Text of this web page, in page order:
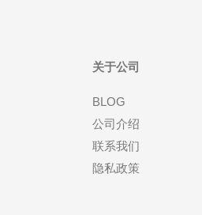
关于公司
BLOG
公司介绍
联系我们
隐私政策